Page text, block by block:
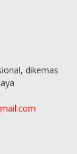
dikemas